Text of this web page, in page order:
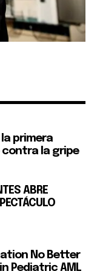
la primera
contra la gripe
ABRE
No Better
Pediatric AML